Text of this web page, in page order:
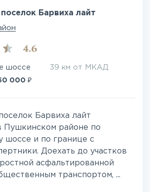
Барвиха лайт
4.6
шоссе 39 км от МКАД
000 ₽
Барвиха лайт
Пушкинском районе по
шоссе и по границе с
Доехать до участков
асфальтированной
транспортом, ...